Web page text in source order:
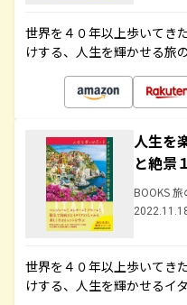
世界を４０年以上歩いてき
けする、人生を輝かせる旅
人生を
と絶景
BOOKS
世界を４０年以上歩いてき
けする、人生を輝かせるイ